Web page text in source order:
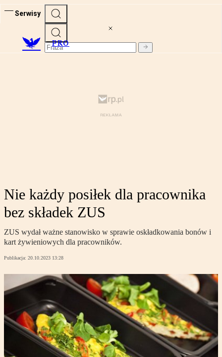
Serwisy
PRO
Nie każdy posiłek dla pracownika
bez składek ZUS
ZUS wydał ważne stanowisko w sprawie oskładkowania bonów i
kart żywieniowych dla pracowników.
Publikacja: 20.10.2023 13:28